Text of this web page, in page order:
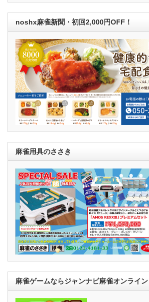
noshx麻雀新聞・初回2,000円OFF！
麻雀用具のささき
麻雀ゲームならジャンナビ麻雀オンライン